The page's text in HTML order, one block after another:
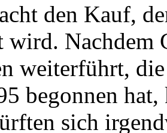
den Kauf,
wird. Nachdem
weiterführt,
begonnen
sich